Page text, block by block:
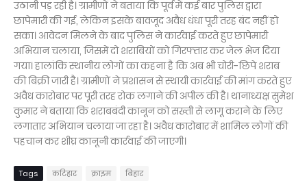
उठानी पड़ रही है। ग्रामीणों ने बताया कि पूर्व में कई बार पुलिस द्वारा
छापेमारी की गई, लेकिन इसके बावजूद अवैध धंधा पूरी तरह बंद नहीं हो
सका। आवेदन मिलने के बाद पुलिस ने कार्रवाई करते हुए छापेमारी
अभियान चलाया, जिसमें दो शराबियों को गिरफ्तार कर जेल भेज दिया
गया। हालांकि स्थानीय लोगों का कहना है कि अब भी चोरी-छिपे शराब
की बिक्री जारी है। ग्रामीणों ने प्रशासन से स्थायी कार्रवाई की मांग करते हुए
अवैध कारोबार पर पूरी तरह रोक लगाने की अपील की है। थानाध्यक्ष सुमेश
कुमार ने बताया कि शराबबंदी कानून को सख्ती से लागू कराने के लिए
लगातार अभियान चलाया जा रहा है। अवैध कारोबार में शामिल लोगों की
पहचान कर शीघ्र कानूनी कार्रवाई की जाएगी।
Tags कटिहार क्राइम बिहार